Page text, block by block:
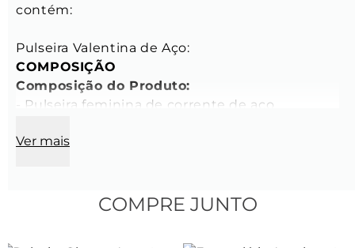
contém:
COMPOSIÇÃO
Composição do Produto:
- Pulseira feminina de corrente de aço
personalização do logo na tag Key Design.
Ver mais
COMPRE JUNTO